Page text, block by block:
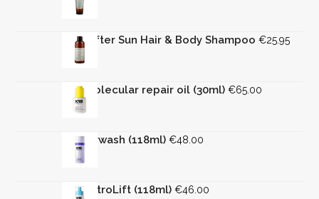
Rica After Sun Hair & Body Shampoo €25.95
K18 molecular repair oil (30ml) €65.00
K18 Airwash (118ml) €48.00
K18 AstroLift (118ml) €46.00